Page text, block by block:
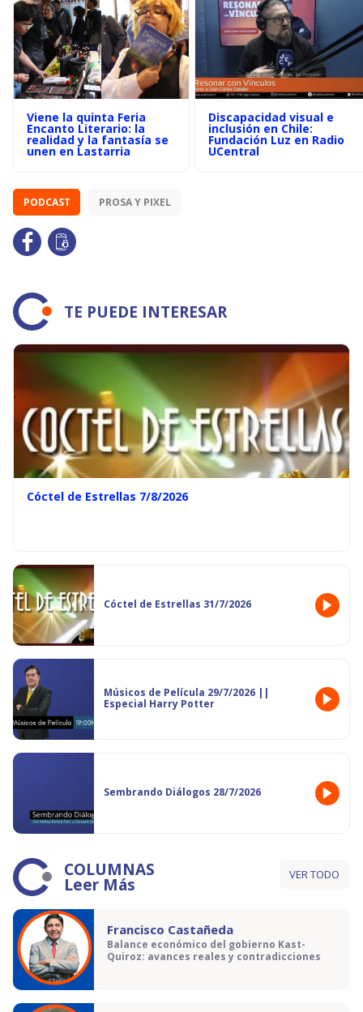
Viene la quinta Feria
Encanto Literario: la
realidad y la fantasía se
unen en Lastarria
Discapacidad visual e
inclusión en Chile:
Fundación Luz en Radio
UCentral
PODCAST PROSA Y PIXEL
TE PUEDE INTERESAR
Cóctel de Estrellas 7/8/2026
Cóctel de Estrellas 31/7/2026
Músicos de Película 29/7/2026 ||
Especial Harry Potter
Sembrando Diálogos 28/7/2026
COLUMNAS
Leer Más VER TODO
Francisco Castañeda
Balance económico del gobierno Kast-
Quiroz: avances reales y contradicciones